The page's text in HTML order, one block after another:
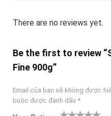
There are no reviews yet.
Be the first to review
Fine 900g”
Email của bạn sẽ không được
buộc được đánh dấu *